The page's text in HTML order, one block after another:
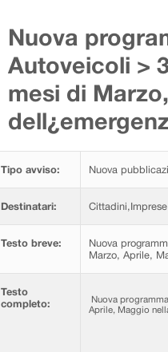
Nuova
Autoveicoli >
mesi di
Tipo avviso: Nuova
Destinatari:
Testo breve:
Nuova
Marzo, Aprile,
Testo
completo:
Nuova
Aprile, Maggio